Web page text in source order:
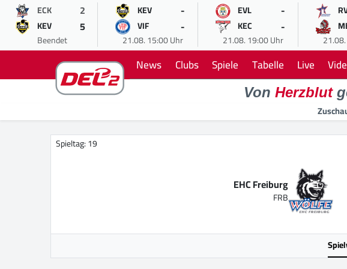
ECK 2
KEV 5
Beendet
KEV -
VIF -
21.08. 15:00 Uhr
EVL -
KEC -
21.08. 19:00 Uhr
News Clubs Spiele Tabelle Live
Von Herzblut
Spieltag: 19
EHC Freiburg
FRB